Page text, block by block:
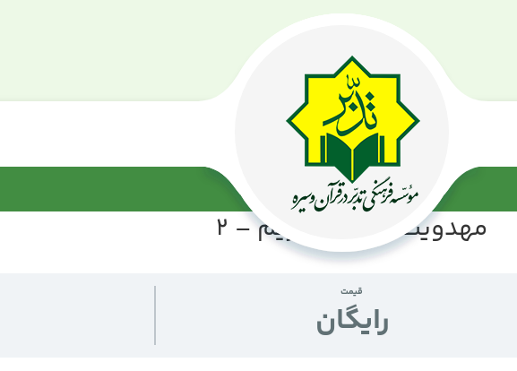
مهدویت در قرآن کریم – 2
قیمت
رايگان